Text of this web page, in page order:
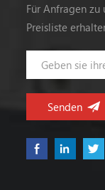
Für Anfragen zu
Preisliste